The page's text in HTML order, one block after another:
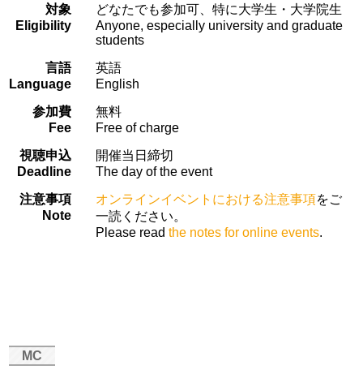
対象
Eligibility
どなたでも参加可、特に大学生・大学院生
Anyone, especially university and graduate
students
言語
Language
英語
English
参加費
Fee
無料
Free of charge
視聴申込
Deadline
開催当日締切
The day of the event
注意事項
Note
オンラインイベントにおける注意事項をご
一読ください。
Please readthe notes for online events.
MC